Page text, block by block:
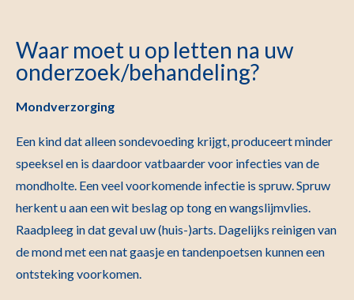
Waar moet u op letten na uw
onderzoek/behandeling?
Mondverzorging
Een kind dat alleen sondevoeding krijgt, produceert minder
speeksel en is daardoor vatbaarder voor infecties van de
mondholte. Een veel voorkomende infectie is spruw. Spruw
herkent u aan een wit beslag op tong en wangslijmvlies.
Raadpleeg in dat geval uw (huis-)arts. Dagelijks reinigen van
de mond met een nat gaasje en tandenpoetsen kunnen een
ontsteking voorkomen.